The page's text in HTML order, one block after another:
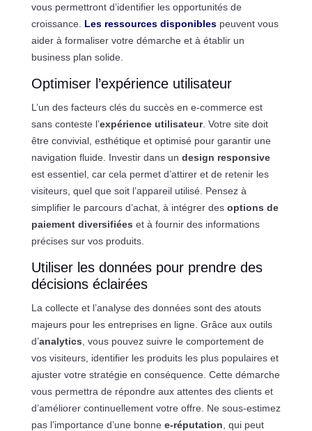
vous permettront d’identifier les opportunités de
croissance. Les ressources disponiblespeuvent vous
aider à formaliser votre démarche et à établir un
business plan solide.
Optimiser l’expérience utilisateur
L’un des facteurs clés du succès en e-commerce est
sans conteste l’expérience utilisateur. Votre site doit
être convivial, esthétique et optimisé pour garantir une
navigation fluide. Investir dans un design responsive
est essentiel, car cela permet d’attirer et de retenir les
visiteurs, quel que soit l’appareil utilisé. Pensez à
simplifier le parcours d’achat, à intégrer des options de
paiement diversifiées et à fournir des informations
précises sur vos produits.
Utiliser les données pour prendre des
décisions éclairées
La collecte et l’analyse des données sont des atouts
majeurs pour les entreprises en ligne. Grâce aux outils
d’analytics , vous pouvez suivre le comportement de
vos visiteurs, identifier les produits les plus populaires et
ajuster votre stratégie en conséquence. Cette démarche
vous permettra de répondre aux attentes des clients et
d’améliorer continuellement votre offre. Ne sous-estimez
pas l’importance d’une bonne e-réputation , qui peut